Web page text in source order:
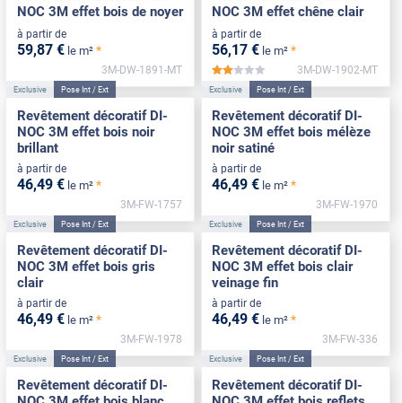
NOC 3M effet bois de noyer
à partir de
59,87 € le m² *
3M-DW-1891-MT
NOC 3M effet chêne clair
à partir de
56,17 € le m² *
*****
3M-DW-1902-MT
Exclusive Pose Int / Ext
Revêtement décoratif DI-
NOC 3M effet bois noir
brillant
à partir de
46,49 € le m² *
3M-FW-1757
Exclusive Pose Int / Ext
Revêtement décoratif DI-
NOC 3M effet bois mélèze
noir satiné
à partir de
46,49 € le m² *
3M-FW-1970
Exclusive Pose Int / Ext
Revêtement décoratif DI-
NOC 3M effet bois gris
clair
à partir de
46,49 € le m² *
3M-FW-1978
Exclusive Pose Int / Ext
Revêtement décoratif DI-
NOC 3M effet bois clair
veinage fin
à partir de
46,49 € le m² *
3M-FW-336
Exclusive Pose Int / Ext
Revêtement décoratif DI-
Exclusive Pose Int / Ext
Revêtement décoratif DI-